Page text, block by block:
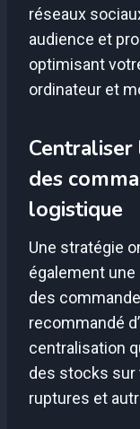
réseaux
audience et
optimisant
ordinateur et
des
logistique
Une stratégie
également
des
recommandé
centralisation
des stocks sur
ruptures et